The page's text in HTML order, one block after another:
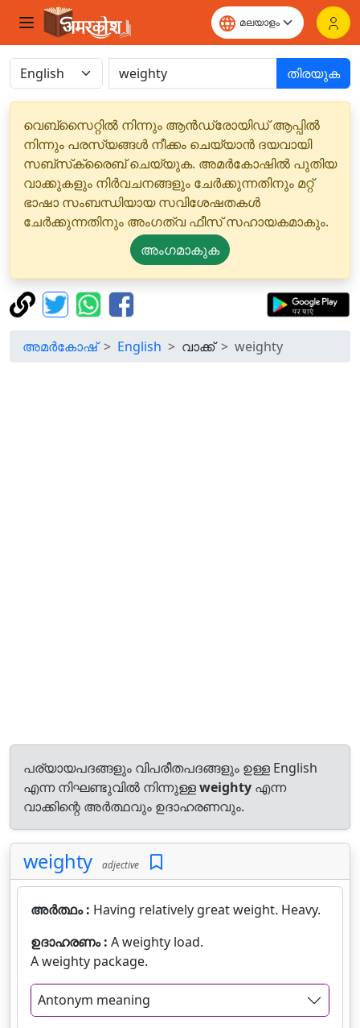
തിരയുക
വെബ്‌സൈറ്റിൽ നിന്നും ആൻഡ്രോയിഡ് ആപ്പിൽ
നിന്നും പരസ്യങ്ങൾ നീക്കം ചെയ്യാൻ ദയവായി
സബ്‌സ്‌ക്രൈബ് ചെയ്യുക. അമർകോഷിൽ പുതിയ
വാക്കുകളും നിർവചനങ്ങളും ചേർക്കുന്നതിനും മറ്റ്
ഭാഷാ സംബന്ധിയായ സവിശേഷതകൾ
ചേർക്കുന്നതിനും അംഗത്വ ഫീസ് സഹായകമാകും.
അംഗമാകുക
അമർകോഷ് English വാക്ക് weighty
പര്യായപദങ്ങളും വിപരീതപദങ്ങളും ഉള്ള English
എന്ന നിഘണ്ടുവിൽ നിന്നുള്ളweighty എന്ന
വാക്കിന്റെ അർത്ഥവും ഉദാഹരണവും.
weighty adjective
അർത്ഥം : Having relatively great weight. Heavy.
ഉദാഹരണം : A weighty load.
A weighty package.
Antonym meaning